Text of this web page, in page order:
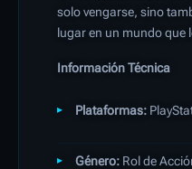
solo vengarse, sino
lugar en un mundo que
Información Técnica
Plataformas:
Género: Rol de